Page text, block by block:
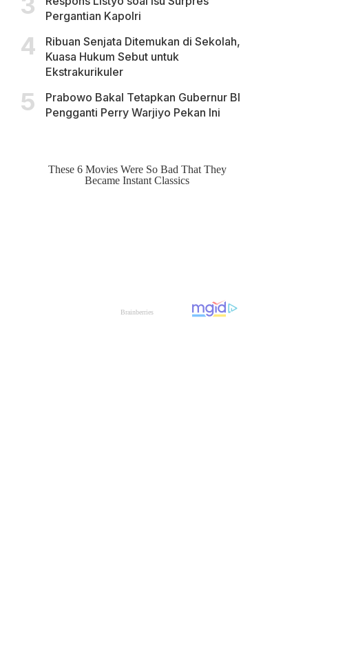
Pergantian Kapolri
Ribuan Senjata Ditemukan di Sekolah,
Kuasa Hukum Sebut untuk
Ekstrakurikuler
Prabowo Bakal Tetapkan Gubernur BI
Pengganti Perry Warjiyo Pekan Ini